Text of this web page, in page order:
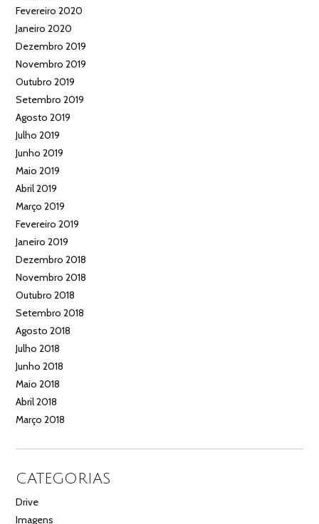
Fevereiro 2020
Janeiro 2020
Dezembro 2019
Novembro 2019
Outubro 2019
Setembro 2019
Agosto 2019
Julho 2019
Junho 2019
Maio 2019
Abril 2019
Março 2019
Fevereiro 2019
Janeiro 2019
Dezembro 2018
Novembro 2018
Outubro 2018
Setembro 2018
Agosto 2018
Julho 2018
Junho 2018
Maio 2018
Abril 2018
Março 2018
CATEGORIAS
Drive
Imagens